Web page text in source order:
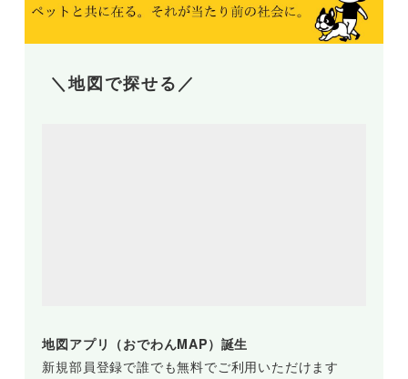
＼地図で探せる／
地図アプリ（おでわんMAP）誕生
新規部員登録で誰でも無料でご利用いただけます